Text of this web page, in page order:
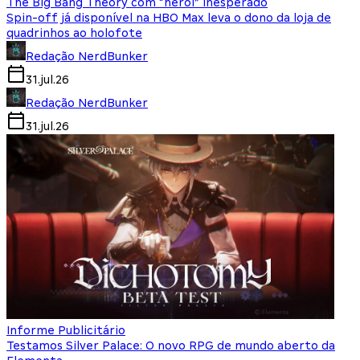
Spin-off já disponível na HBO Max leva o dono da loja de
quadrinhos ao holofote
Redação NerdBunker
31.jul.26
Redação NerdBunker
31.jul.26
Informe Publicitário
Testamos Silver Palace: O novo RPG de mundo aberto da